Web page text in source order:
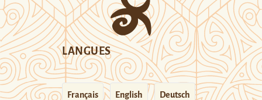
LANGUES
Français English Deutsch